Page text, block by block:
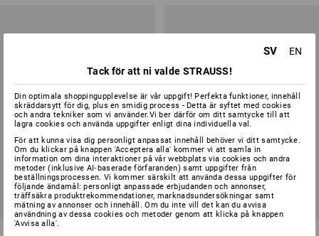
SV
EN
Tack för att ni valde STRAUSS!
Din optimala shoppingupplevelse är vår uppgift! Perfekta funktioner, innehåll
skräddarsytt för dig, plus en smidig process - Detta är syftet med cookies
och andra tekniker som vi använder.Vi ber därför om ditt samtycke till att
lagra cookies och använda uppgifter enligt dina individuella val.
För att kunna visa dig personligt anpassat innehåll behöver vi ditt samtycke.
Om du klickar på knappen 'Acceptera alla' kommer vi att samla in
information om dina interaktioner på vår webbplats via cookies och andra
metoder (inklusive AI‑baserade förfaranden) samt uppgifter från
beställningsprocessen. Vi kommer särskilt att använda dessa uppgifter för
följande ändamål: personligt anpassade erbjudanden och annonser,
träffsäkra produktrekommendationer, marknadsundersökningar samt
mätning av annonser och innehåll. Om du inte vill det kan du avvisa
användning av dessa cookies och metoder genom att klicka på knappen
'Avvisa alla'.